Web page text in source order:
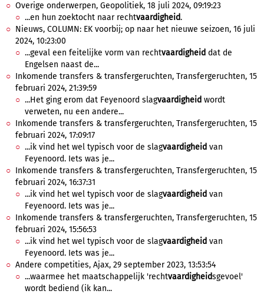
Overige onderwerpen, Geopolitiek, 18 juli 2024, 09:19:23
...en hun zoektocht naar rechtvaardigheid.
Nieuws, COLUMN: EK voorbij; op naar het nieuwe seizoen, 16 juli
2024, 10:23:00
...geval een feitelijke vorm van rechtvaardigheid dat de
Engelsen naast de...
Inkomende transfers & transfergeruchten, Transfergeruchten, 15
februari 2024, 21:39:59
...Het ging erom dat Feyenoord slagvaardigheid wordt
verweten, nu een andere...
Inkomende transfers & transfergeruchten, Transfergeruchten, 15
februari 2024, 17:09:17
...ik vind het wel typisch voor de slagvaardigheid van
Feyenoord. Iets was je...
Inkomende transfers & transfergeruchten, Transfergeruchten, 15
februari 2024, 16:37:31
...ik vind het wel typisch voor de slagvaardigheid van
Feyenoord. Iets was je...
Inkomende transfers & transfergeruchten, Transfergeruchten, 15
februari 2024, 15:56:53
...ik vind het wel typisch voor de slagvaardigheid van
Feyenoord. Iets was je...
Andere competities, Ajax, 29 september 2023, 13:53:54
...waarmee het maatschappelijk 'rechtvaardigheidsgevoel'
wordt bediend (ik kan...